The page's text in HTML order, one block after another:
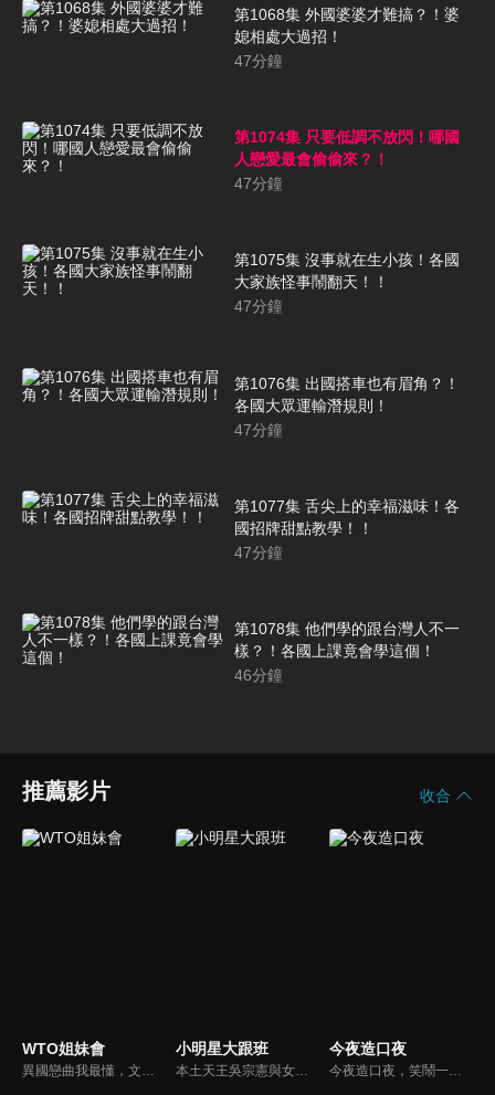
第1068集 外國婆婆才難搞？！婆
媳相處大過招！
47分鐘
第1074集 只要低調不放閃！哪國
人戀愛最會偷偷來？！
47分鐘
第1075集 沒事就在生小孩！各國
大家族怪事鬧翻天！！
47分鐘
第1076集 出國搭車也有眉角？！
各國大眾運輸潛規則！
47分鐘
第1077集 舌尖上的幸福滋味！各
國招牌甜點教學！！
47分鐘
第1078集 他們學的跟台灣人不一
樣？！各國上課竟會學這個！
46分鐘
推薦影片 收合
WTO姐妹會 小明星大跟班
本土天王吳宗憲與女兒吳姍儒（Sandy）搭檔主持，每集邀請來賓暢談演藝圈大小事，父女檔聯手笑果十足，老梗搭上新世代，最新組合強勢登場！
今夜造口夜
今夜造口夜，笑鬧一整夜。以網路自製嘲諷節目走紅、在網路擁有廣大支持群眾和影響力的主播「視網膜」，藉此一揉合綜藝與喜劇之談話性節目，帶觀眾以輕鬆之方式，瞭解時下最熱門、最能引起共鳴的社會議題、現象和人物。 多元的切入角度、最輕鬆易懂的議題剖析、言論尺度不設限！